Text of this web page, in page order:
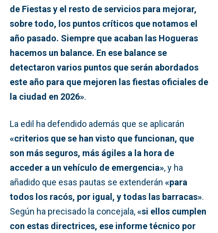
de Fiestas y el resto de servicios para mejorar,
sobre todo, los puntos críticos que notamos el
año pasado. Siempre que acaban las Hogueras
hacemos un balance. En ese balance se
detectaron varios puntos que serán abordados
este año para que mejoren las fiestas oficiales de
la ciudad en 2026».
La edil ha defendido además que se aplicarán
«criterios que se han visto que funcionan, que
son más seguros, más ágiles a la hora de
acceder a un vehículo de emergencia», y ha
añadido que esas pautas se extenderán «para
todos los racós, por igual, y todas las barracas».
Según ha precisado la concejala,«si ellos cumplen
con estas directrices, ese informe técnico por